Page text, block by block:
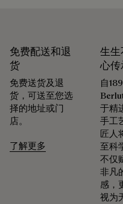
探寻材质本源
包装
Berluti 优先采用环保包装
续和回收材料制成。
的鞋蜡，起到保护与防水作
复皮革的最大光泽。
免费首次转色服务
Patina古法染色工艺凝聚数
具一格的艺术臻品，映现
选约六十种色调，令
免费配送和退
货
免费送货及退
货，可送至您选
择的地址或门
店。
了解更多
生
心传
自
于精
手工
匠人
至科
不仅
非凡
感，
视为